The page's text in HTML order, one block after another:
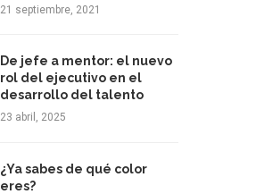
21 septiembre, 2021
De jefe a mentor: el nuevo
rol del ejecutivo en el
desarrollo del talento
23 abril, 2025
¿Ya sabes de qué color
eres?